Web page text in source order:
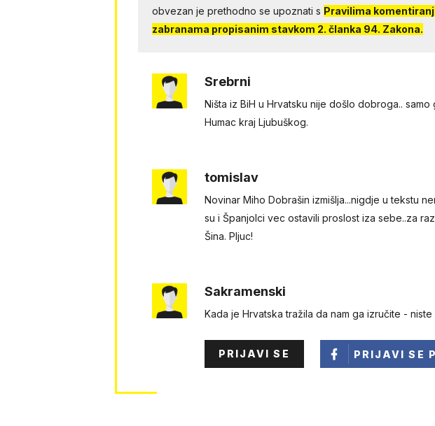
obvezan je prethodno se upoznati s Pravilima
zabranama propisanim stavkom 2. članka 94. Zakona.
Srebrni
Ništa iz BiH u Hrvatsku nije došlo dobroga..
Humac kraj Ljubuškog.
tomislav
Novinar Miho Dobrašin izmišlja...nigdje u tekstu
su i Španjolci vec ostavili proslost iza sebe..za
Šina. Pljuc!
Sakramenski
Kada je Hrvatska tražila da nam ga izručite -
PRIJAVI SE PRIJAVI SE